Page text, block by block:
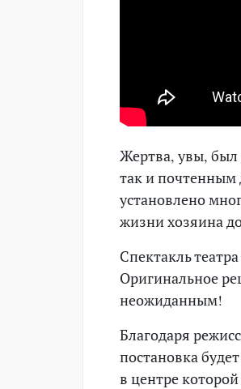
Жертва, увы, был
так и почтенным
установлено
жизни хозяина
Спектакль
Оригинальное
неожиданным!
Благодаря
постановка
в центре